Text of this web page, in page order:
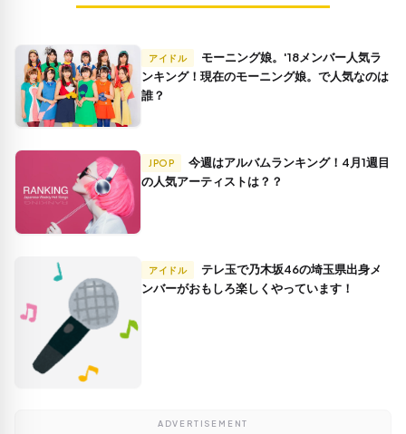
アイドル
ンキング！現在のモーニング娘。で人気なのは
誰？
JPOP
の人気アーティストは？？
アイドル
ンバーがおもしろ楽しくやっています！
ADVERTISEMENT